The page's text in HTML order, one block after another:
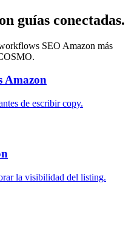
guías conectadas.
SEO Amazon más
Amazon
de escribir copy.
la visibilidad del listing.